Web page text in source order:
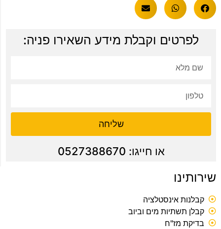
לפרטים וקבלת מידע השאירו פניה:
שליחה
או חייגו: 0527388670
שירותינו
קבלנות אינסטלציה
קבלן תשתיות מים וביוב
בדיקת מז"ח